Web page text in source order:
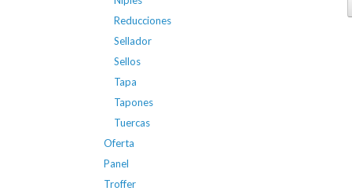
Reducciones
Sellador
Sellos
Tapa
Tapones
Tuercas
Oferta
Panel
Troffer